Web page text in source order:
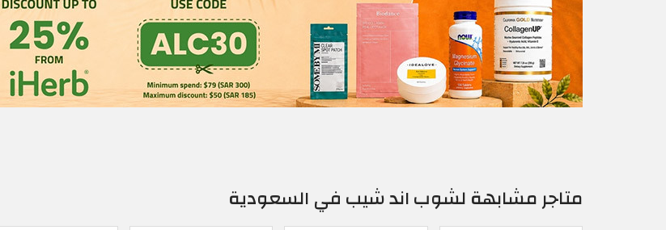
متاجر مشابهة لشوب اند شيب في السعودية